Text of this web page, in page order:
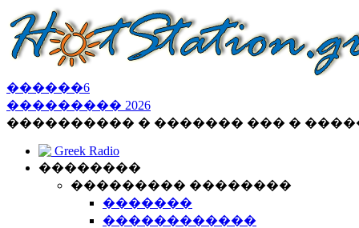
������6
��������� 2026
���������� � ������� ��� �
Greek Radio
��������
��������� ��������
�������
������������